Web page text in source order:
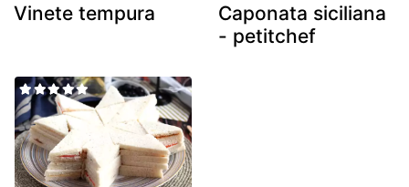
Vinete tempura
Caponata siciliana
- petitchef